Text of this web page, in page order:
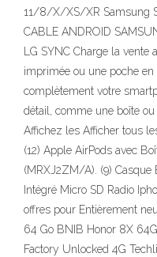
11/8/X/XS/XR Samsung
CABLE ANDROID
LG SYNC Charge la
imprimée ou une poche en
complètement votre
détail, comme une boîte
Affichez les Afficher tous
(12) Apple AirPods avec
(MRXJ2ZM/A). (9)
Intégré Micro SD Radio
offres pour Entièrement
64 Go BNIB Honor 8X
Factory Unlocked 4G